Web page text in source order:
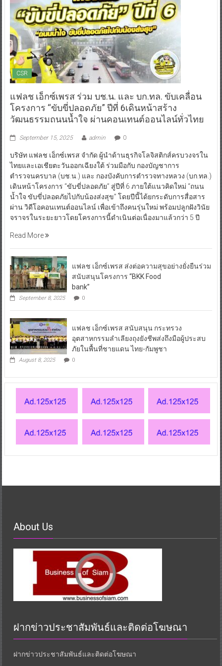
CSR
แฟลช เอ็กซ์เพรส ร่วม บช.น. และ บก.ทล. ขับเคลื่อน
โครงการ “ขับขี่ปลอดภัย” ปีที่ 6เดินหน้าสร้าง
วัฒนธรรมถนนน้ำใจ ผ่านคอนเทนต์ออนไลน์ทั่วไทย
September 15, 2025 admin 0
บริษัท แฟลช เอ็กซ์เพรส จำกัด ผู้นำด้านธุรกิจโลจิสติกส์ครบวงจรใน
ไทยและเอเชียตะวันออกเฉียงใต้ ร่วมมือกับ กองบัญชาการ
ตำรวจนครบาล (บช.น.) และ กองบังคับการตำรวจทางหลวง (บก.ทล.)
เดินหน้าโครงการ “ขับขี่ปลอดภัย” สู่ปีที่ 6 ภายใต้แนวคิดใหม่ “ถนน
น้ำใจ ขับขี่ปลอดภัยไปกับน้องส่งสุข” โดยปีนี้ได้ยกระดับการสื่อสาร
ผ่าน วิดีโอคอนเทนต์ออนไลน์ เพื่อเข้าถึงคนรุ่นใหม่ พร้อมปลูกฝังวินัย
จราจรในระยะยาวโดยโครงการนี้ดำเนินต่อเนื่องมาแล้วกว่า 5 ปี
Read More
แฟลช เอ็กซ์เพรส ส่งต่อความสุขอย่างยั่งยืนร่วม
สนับสนุนโครงการ “BKK Food
bank”
September 8, 2025 0
แฟลช เอ็กซ์เพรส สนับสนุน กระทรวง
อุตสาหกรรมลำเลียงถุงยังชีพส่งถึงมือผู้ประสบ
ภัยในพื้นที่ชายแดน ไทย-กัมพูชา
August 8, 2025 0
About Us
ฝากข่าวประชาสัมพันธ์และติดต่อโฆษณา
ฝากข่าวประชาสัมพันธ์และติดต่อโฆษณา